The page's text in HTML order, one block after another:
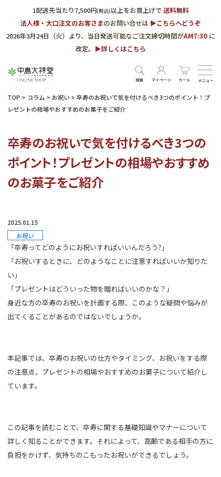
1配送先当たり7,500円(税込)以上をお買上げで 送料無料
法人様・大口注文のお客さまのお問い合せは ▶︎こちらへどうぞ
2026年3月24日（火）より、当日発送可能なご注文締切時間がAM7:30 に
改定。 ▶︎詳しくはこちら
検索 マイページ カート メニュー
TOP > コラム > お祝い > 卒寿のお祝いで気を付けるべき3つのポイント！プ
レゼントの相場やおすすめのお菓子をご紹介
卒寿のお祝いで気を付けるべき3つの
ポイント！プレゼントの相場やおすすめ
のお菓子をご紹介
2025.01.15
お祝い
「卒寿ってどのようにお祝いすればいいんだろう?」
「お祝いするときに、どのようなことに注意すればいいか知りた
い」
「プレゼントはどういった物を贈ればいいのかな？」
身近な方の卒寿のお祝いを計画する際、このような疑問や悩みが
出てくることがあるのではないでしょうか。
本記事では、卒寿のお祝いの仕方やタイミング、お祝いをする際
の注意点、プレゼントの相場やおすすめのお菓子について紹介し
ています。
この記事を読むことで、卒寿に関する基礎知識やマナーについて
詳しく知ることができます。それによって、高齢である相手の方に
負担をかけず、気持ちのこもったお祝いができるでしょう。